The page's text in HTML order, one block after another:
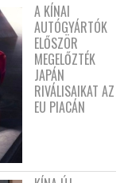
A KÍNAI
AUTÓGYÁRTÓK
ELŐSZÖR
MEGELŐZTÉK
JAPÁN
RIVÁLISAIKAT AZ
EU PIACÁN